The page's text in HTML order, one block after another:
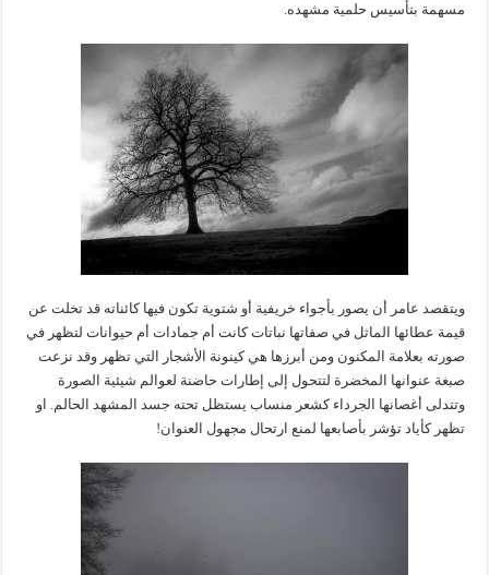
مسهمة بتأسيس حلمية مشهده.
ويتقصد عامر أن يصور بأجواء خريفية أو شتوية تكون فيها كائناته قد تخلت عن
قيمة عطائها الماثل في صفاتها نباتات كانت أم جمادات أم حيوانات لتظهر في
صورته بعلامة المكنون ومن أبرزها هي كينونة الأشجار التي تظهر وقد نزعت
صبغة عنوانها المخضرة لتتحول إلى إطارات حاضنة لعوالم شيئية الصورة
وتتدلى أغصانها الجرداء كشعر منساب يستظل تحته جسد المشهد الحالم. او
تظهر كأياد تؤشر بأصابعها لمنع ارتحال مجهول العنوان!